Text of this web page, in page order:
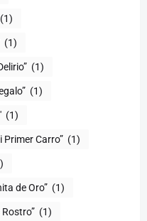
(1)
(1)
(1)
(1)
(1)
Primer Carro” (1)
de Oro” (1)
Rostro” (1)